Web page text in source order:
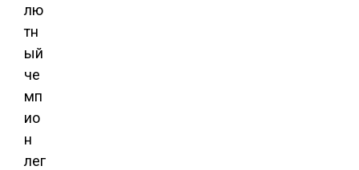
лю
тн
ый
че
мп
ио
н
лег